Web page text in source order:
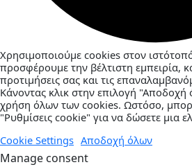
Χρησιμοποιούμε cookies στον
προσφέρουμε την βέλτιστη εμπειρία,
προτιμήσεις σας και τις
Κάνοντας κλικ στην επιλογή "Αποδοχή
χρήση όλων των cookies. Ωστόσο,
"Ρυθμίσεις cookie" για να δώσετε μια
Cookie Settings Αποδοχή όλων
Manage consent